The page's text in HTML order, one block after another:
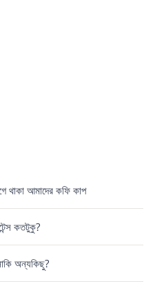
থাকা আমাদের কফি কাপ
কতটুকু?
অন্যকিছু?